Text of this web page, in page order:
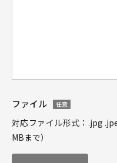
ファイル 任意
対応ファイル形式：.jpg
MBまで）